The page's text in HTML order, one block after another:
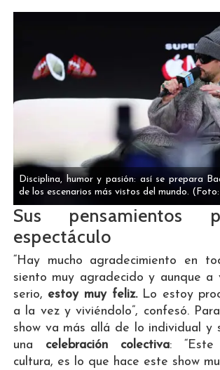
Disciplina, humor y pasión: así se prepara
de los escenarios más vistos del mundo.
Sus pensamientos
espectáculo
“Hay mucho agradecimiento en
siento muy agradecido y aunque a
serio, estoy muy feliz.Lo estoy
a la vez y viviéndolo”, confesó.
show va más allá de lo individual y
una celebración colectiva: “Este
cultura, es lo que hace este show